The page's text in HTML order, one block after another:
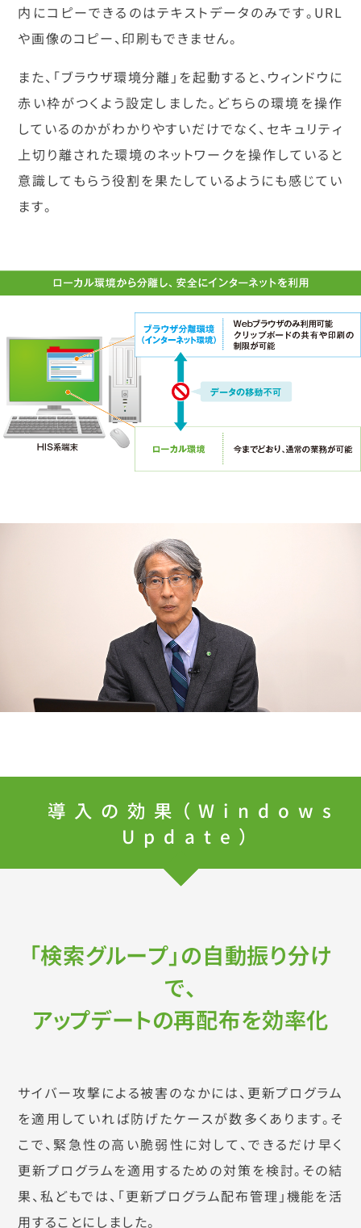
内にコピーできるのはテキストデータのみです。URL
や画像のコピー、印刷もできません。
また、「ブラウザ環境分離」を起動すると、ウィンドウに
赤い枠がつくよう設定しました。どちらの環境を操作
しているのかがわかりやすいだけでなく、セキュリティ
上切り離された環境のネットワークを操作していると
意識してもらう役割を果たしているようにも感じてい
ます。
導入の効果（Windows
Update）
「検索グループ」の自動振り分け
で、
アップデートの再配布を効率化
サイバー攻撃による被害のなかには、更新プログラム
を適用していれば防げたケースが数多くあります。そ
こで、緊急性の高い脆弱性に対して、できるだけ早く
更新プログラムを適用するための対策を検討。その結
果、私どもでは、「更新プログラム配布管理」機能を活
用することにしました。